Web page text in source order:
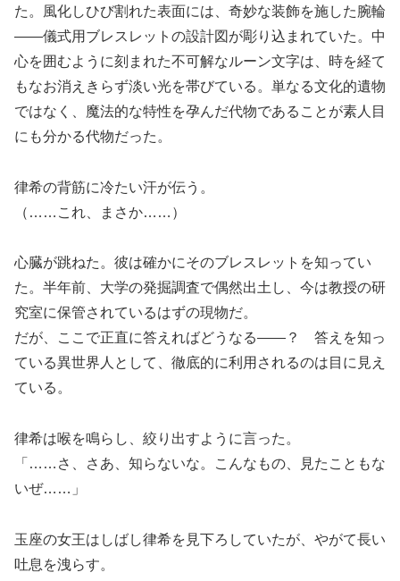
た。風化しひび割れた表面には、奇妙な装飾を施した腕輪
――儀式用ブレスレットの設計図が彫り込まれていた。中
心を囲むように刻まれた不可解なルーン文字は、時を経て
もなお消えきらず淡い光を帯びている。単なる文化的遺物
ではなく、魔法的な特性を孕んだ代物であることが素人目
にも分かる代物だった。
律希の背筋に冷たい汗が伝う。
（……これ、まさか……）
心臓が跳ねた。彼は確かにそのブレスレットを知ってい
た。半年前、大学の発掘調査で偶然出土し、今は教授の研
究室に保管されているはずの現物だ。
だが、ここで正直に答えればどうなる――？ 答えを知っ
ている異世界人として、徹底的に利用されるのは目に見え
ている。
律希は喉を鳴らし、絞り出すように言った。
「……さ、さあ、知らないな。こんなもの、見たこともな
いぜ……」
玉座の女王はしばし律希を見下ろしていたが、やがて長い
吐息を洩らす。